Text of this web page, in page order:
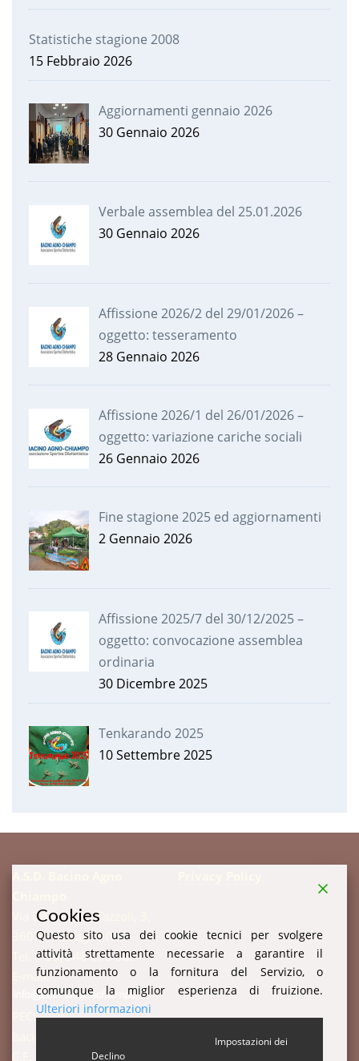
Statistiche stagione 2008
15 Febbraio 2026
Aggiornamenti gennaio 2026
30 Gennaio 2026
Verbale assemblea del 25.01.2026
30 Gennaio 2026
Affissione 2026/2 del 29/01/2026 –
oggetto: tesseramento
28 Gennaio 2026
Affissione 2026/1 del 26/01/2026 –
oggetto: variazione cariche sociali
26 Gennaio 2026
Fine stagione 2025 ed aggiornamenti
2 Gennaio 2026
Affissione 2025/7 del 30/12/2025 –
oggetto: convocazione assemblea
ordinaria
30 Dicembre 2025
Tenkarando 2025
10 Settembre 2025
Via Don Enrico Tazzoli, 3,
36078 Valdagno (VI)
Tel. (+39) 348 003 3857
E-mail:
C.F. 94003520247 P.IVA:
Cookies
Questo sito usa dei cookie tecnici per svolgere
attività strettamente necessarie a garantire il
funzionamento o la fornitura del Servizio, o
comunque la miglior esperienza di fruizione.
Ulteriori informazioni
Declino
Impostazioni dei